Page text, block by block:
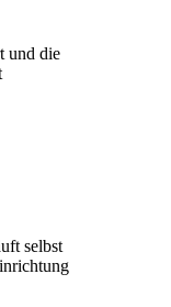
und die
selbst